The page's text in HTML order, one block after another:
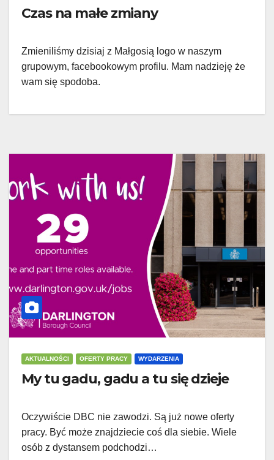
Czas na małe zmiany
Zmieniliśmy dzisiaj z Małgosią logo w naszym
grupowym, facebookowym profilu. Mam nadzieję że
wam się spodoba.
AKTUALNOŚCI OFERTY PRACY WYDARZENIA
My tu gadu, gadu a tu się dzieje
Oczywiście DBC nie zawodzi. Są już nowe oferty
pracy. Być może znajdziecie coś dla siebie. Wiele
osób z dystansem podchodzi…